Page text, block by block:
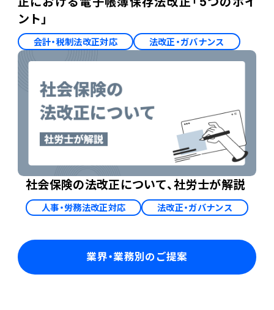
ント」
会計・税制法改正対応 法改正・ガバナンス
社会保険の法改正について、社労士が解説
人事・労務法改正対応 法改正・ガバナンス
業界・業務別のご提案